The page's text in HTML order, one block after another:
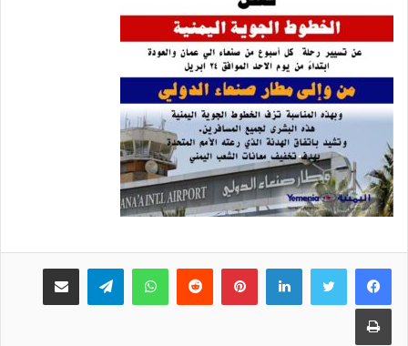
لينكدإنبينتيريست واتسابتيلقرام مشاركة عبر البريد
طباعة